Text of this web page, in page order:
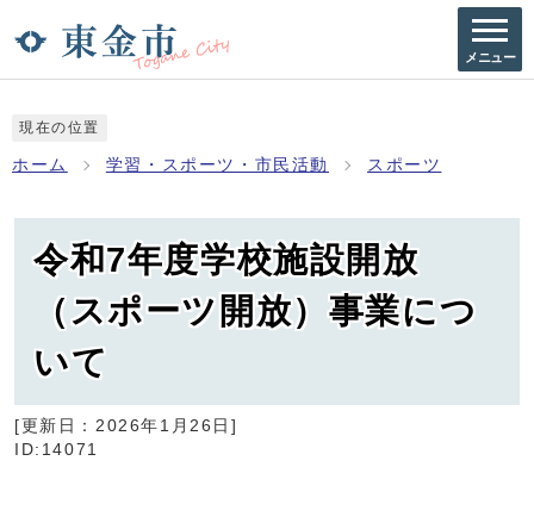
メニュー
現在の位置
ホーム 学習・スポーツ・市民活動 スポーツ
令和7年度学校施設開放
（スポーツ開放）事業につ
いて
[更新日： 2026年1月26日 ]
ID:14071